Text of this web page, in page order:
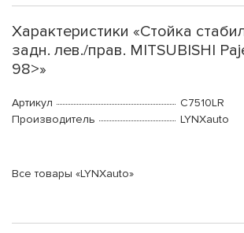
Характеристики «Стойка
задн. лев./прав. MITSUBISHI
98>»
Артикул
C7510LR
Производитель
LYNXauto
Все товары «LYNXauto»